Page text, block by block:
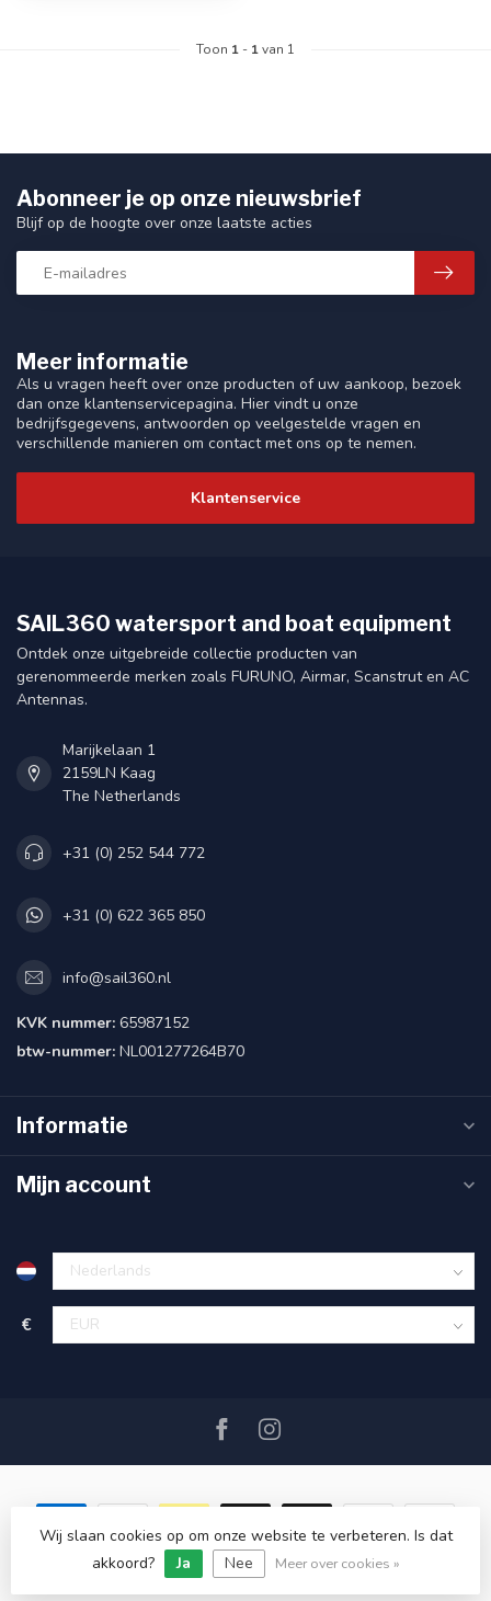
Toon 1 - 1van 1
Meer informatie
Als u vragen heeft over onze producten of uw aankoop, bezoek
dan onze klantenservicepagina. Hier vindt u onze
bedrijfsgegevens, antwoorden op veelgestelde vragen en
verschillende manieren om contact met ons op te nemen.
Klantenservice
Abonneer je op onze nieuwsbrief
Blijf op de hoogte over onze laatste acties
SAIL360 watersport and boat equipment
Ontdek onze uitgebreide collectie producten van
gerenommeerde merken zoals FURUNO, Airmar, Scanstrut en AC
Antennas.
Marijkelaan 1
2159LN Kaag
The Netherlands
+31 (0) 252 544 772
+31 (0) 622 365 850
info@sail360.nl
KVK nummer: 65987152
btw-nummer: NL001277264B70
Informatie
Mijn account
€
© Copyright 2026 SAIL360 watersport and boat equipment
Wij slaan cookies op om onze website te verbeteren. Is dat
akkoord?
Ja Nee Meer over cookies »